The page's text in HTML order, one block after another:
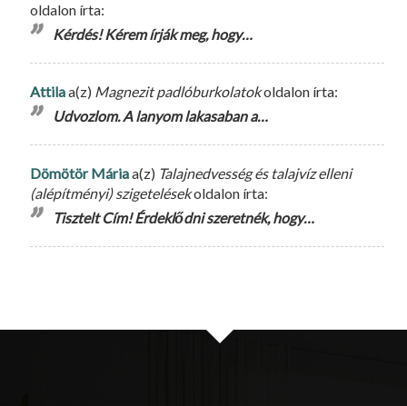
oldalon írta:
Kérdés! Kérem írják meg, hogy…
Attilaa(z) Magnezit padlóburkolatokoldalon írta:
Udvozlom. A lanyom lakasaban a…
Dömötör Máriaa(z) Talajnedvesség és talajvíz elleni
(alépítményi) szigetelésekoldalon írta:
Tisztelt Cím! Érdeklődni szeretnék, hogy…